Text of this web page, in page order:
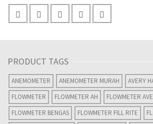
PRODUCT TAGS
ANEMOMETER ANEMOMETER MURAH
AVERY
FLOWMETER
FLOWMETER AH
FLOWMETER
FLOWMETER BENGAS
FLOWMETER FILL RITE